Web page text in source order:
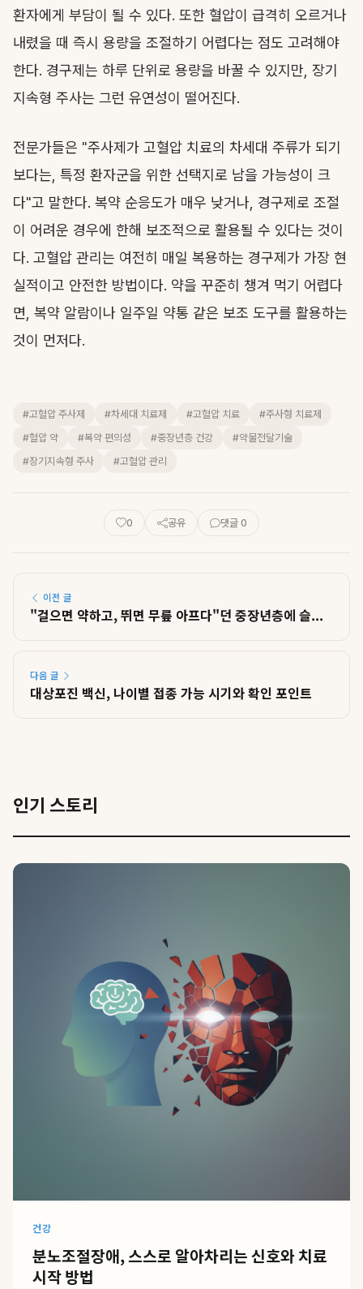
환자에게 부담이 될 수 있다. 또한 혈압이 급격히 오르거나
내렸을 때 즉시 용량을 조절하기 어렵다는 점도 고려해야
한다. 경구제는 하루 단위로 용량을 바꿀 수 있지만, 장기
지속형 주사는 그런 유연성이 떨어진다.
전문가들은 "주사제가 고혈압 치료의 차세대 주류가 되기
보다는, 특정 환자군을 위한 선택지로 남을 가능성이 크
다"고 말한다. 복약 순응도가 매우 낮거나, 경구제로 조절
이 어려운 경우에 한해 보조적으로 활용될 수 있다는 것이
다. 고혈압 관리는 여전히 매일 복용하는 경구제가 가장 현
실적이고 안전한 방법이다. 약을 꾸준히 챙겨 먹기 어렵다
면, 복약 알람이나 일주일 약통 같은 보조 도구를 활용하는
것이 먼저다.
#고혈압 주사제 #차세대 치료제 #고혈압 치료
#주사형 치료제
#혈압 약
#복약 편의성 #중장년층 건강
#약물전달기술
#장기지속형 주사
#고혈압 관리
0 공유 댓글 0
이전 글
"걸으면 약하고, 뛰면 무릎 아프다"던 중장년층에 슬...
다음 글
대상포진 백신, 나이별 접종 가능 시기와 확인 포인트
인기 스토리
건강
분노조절장애, 스스로 알아차리는 신호와 치료
시작 방법